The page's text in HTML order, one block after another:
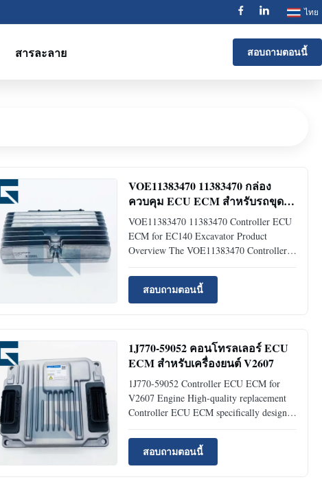
ไทย
สารละลาย สอบถามตอนนี้
VOE11383470 11383470 กล่อง
ควบคุม ECU ECM สำหรับรถขุด
EC140
VOE11383470 11383470 Controller ECU
ECM for EC140 Excavator Product
Overview The VOE11383470 Controller
control unit specifically designed for
EC140 Excavators, ensuring optimal
performance and reliability in demanding
สอบถามตอนนี้
1J770-59052 คอนโทรลเลอร์ ECU
ECM สำหรับเครื่องยนต์ V2607
1J770-59052 Controller ECU ECM for
V2607 Engine High-quality replacement
Controller ECU ECM specifically designed
performance and reliability. Product
Specifications Product NameController
ECU Part Number1J770-59052 Brand
สอบถามตอนนี้